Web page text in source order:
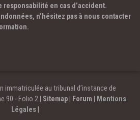
en cas d’accident.
n’hésitez pas à nous contacter
immatriculée au tribunal d’instance de
90 - Folio 2 | Sitemap| Forum
Mentions
Légales